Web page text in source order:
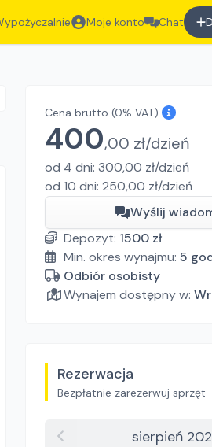
Moje konto Chat
Cena brutto (0% VAT)
400,00 zł/dzień
od 4 dni: 300,00 zł/dzień
od 10 dni: 250,00 zł/dzień
Wyślij
Depozyt: 1500 zł
Min. okres wynajmu: 5
Odbiór osobisty
Wynajem dostępny w:
Rezerwacja
Bezpłatnie zarezerwuj sprzęt
sierpień